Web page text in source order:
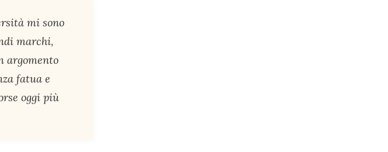
mi sono
marchi,
argomento
fatua e
oggi più